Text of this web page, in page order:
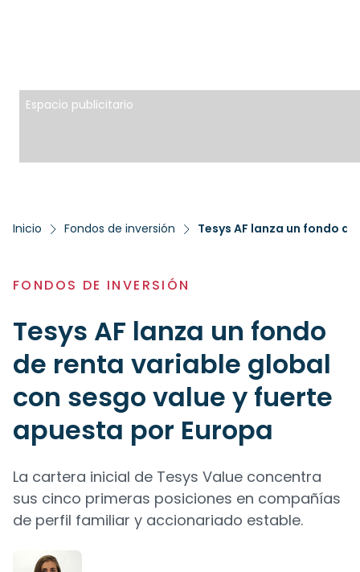
Espacio publicitario
Inicio Fondos de inversión Tesys AF lanza un fondo
FONDOS DE INVERSIÓN
Tesys AF lanza un fondo
de renta variable global
con sesgo value y fuerte
apuesta por Europa
La cartera inicial de Tesys Value concentra
sus cinco primeras posiciones en compañías
de perfil familiar y accionariado estable.